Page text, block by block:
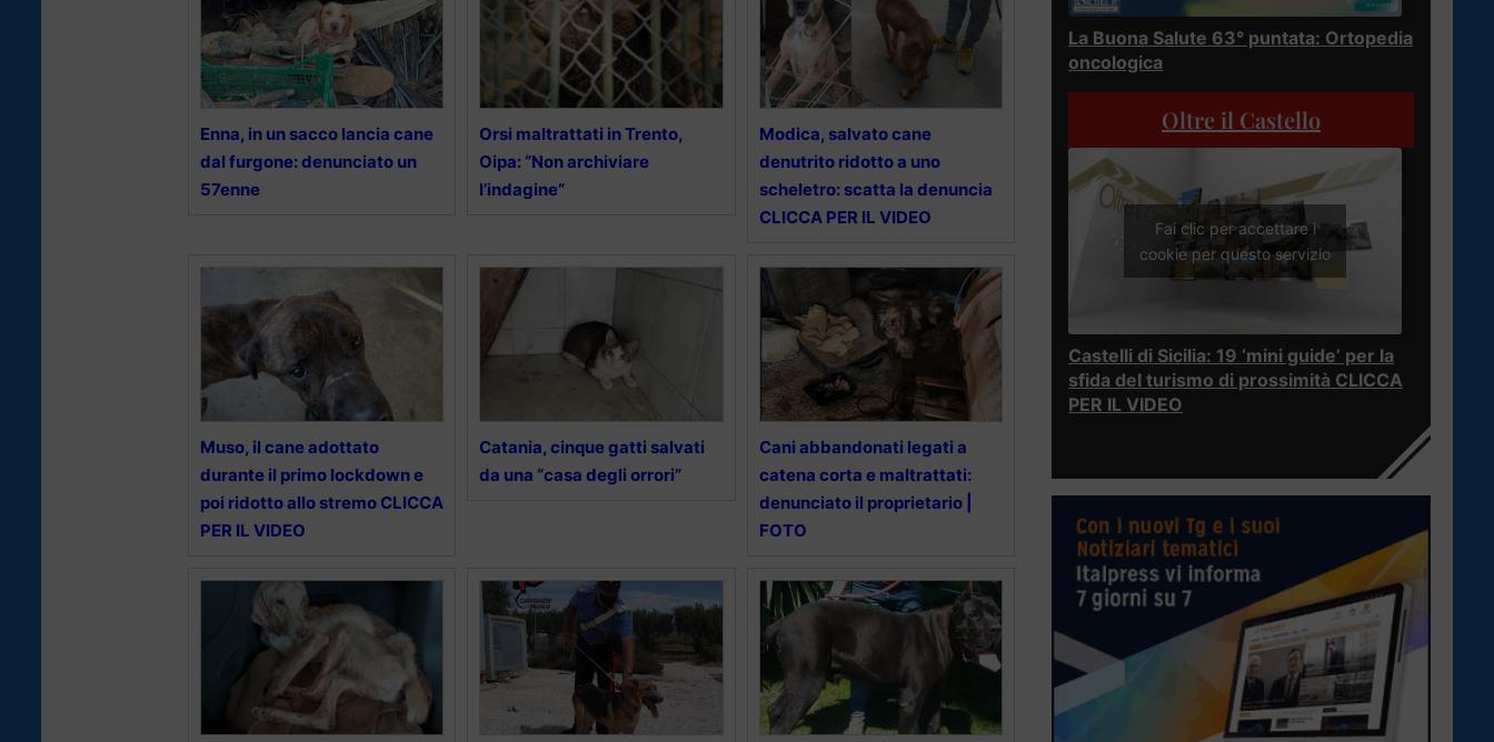
Enna, in un sacco lancia cane
dal furgone: denunciato un
57enne
Orsi maltrattati in Trento,
Oipa: “Non archiviare
l’indagine”
Modica, salvato cane
denutrito ridotto a uno
scheletro: scatta la denuncia
CLICCA PER IL VIDEO
Muso, il cane adottato
durante il primo lockdown e
poi ridotto allo stremo CLICCA
PER IL VIDEO
Catania, cinque gatti salvati
da una “casa degli orrori”
Cani abbandonati legati a
catena corta e maltrattati:
denunciato il proprietario |
FOTO
La Buona Salute 63° puntata: Ortopedia
oncologica
Oltre il Castello
Fai clic per accettare i
cookie per questo servizio
Castelli di Sicilia: 19 ‘mini guide’ per la
sfida del turismo di prossimità CLICCA
PER IL VIDEO